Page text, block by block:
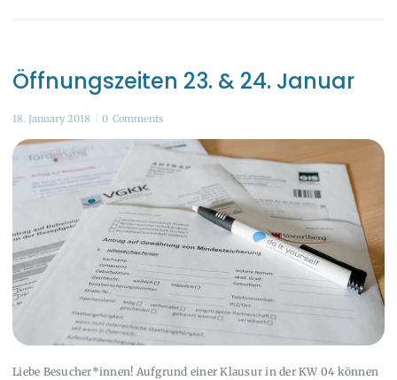
Öffnungszeiten 23. & 24. Januar
18. January 2018 0 Comments
Liebe Besucher*innen! Aufgrund einer Klausur in der KW 04 können